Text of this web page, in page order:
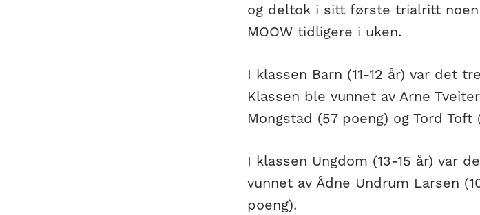
og deltok i sitt første trialritt
MOOW tidligere i uken.
I klassen Barn (11-12 år) var det
Klassen ble vunnet av Arne
Mongstad (57 poeng) og Tord Toft
I klassen Ungdom (13-15 år) var
vunnet av Ådne Undrum Larsen
poeng).